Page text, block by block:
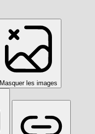
Masquer les images